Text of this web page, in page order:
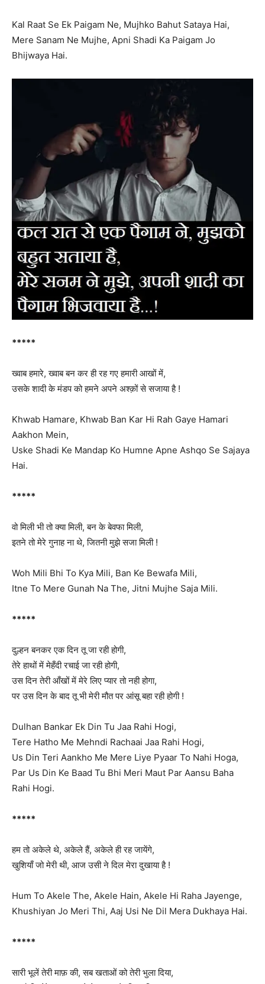
Kal Raat Se Ek Paigam Ne, Mujhko Bahut Sataya Hai,
Mere Sanam Ne Mujhe, Apni Shadi Ka Paigam Jo
Bhijwaya Hai.
*****
ख्वाब हमारे, ख्वाब बन कर ही रह गए हमारी आखों में,
उसके शादी के मंडप को हमने अपने अश्क़ों से सजाया है !
Khwab Hamare, Khwab Ban Kar Hi Rah Gaye Hamari
Aakhon Mein,
Uske Shadi Ke Mandap Ko Humne Apne Ashqo Se Sajaya
Hai.
*****
वो मिली भी तो क्या मिली, बन के बेवफा मिली,
इतने तो मेरे गुनाह ना थे, जितनी मुझे सजा मिली !
Woh Mili Bhi To Kya Mili, Ban Ke Bewafa Mili,
Itne To Mere Gunah Na The, Jitni Mujhe Saja Mili.
*****
दुल्हन बनकर एक दिन तू जा रही होगी,
तेरे हाथों में मेहँदी रचाई जा रही होगी,
उस दिन तेरी आँखों में मेरे लिए प्यार तो नही होगा,
पर उस दिन के बाद तू भी मेरी मौत पर आंसू बहा रही होगी !
Dulhan Bankar Ek Din Tu Jaa Rahi Hogi,
Tere Hatho Me Mehndi Rachaai Jaa Rahi Hogi,
Us Din Teri Aankho Me Mere Liye Pyaar To Nahi Hoga,
Par Us Din Ke Baad Tu Bhi Meri Maut Par Aansu Baha
Rahi Hogi.
*****
हम तो अकेले थे, अकेले हैं, अकेले ही रह जायेंगे,
खुशियाँ जो मेरी थी, आज उसी ने दिल मेरा दुखाया है !
Hum To Akele The, Akele Hain, Akele Hi Raha Jayenge,
Khushiyan Jo Meri Thi, Aaj Usi Ne Dil Mera Dukhaya Hai.
*****
सारी भूलें तेरी माफ़ की, सब खताओं को तेरी भुला दिया,